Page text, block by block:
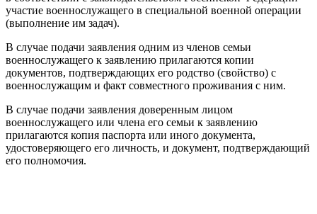
участие военнослужащего в специальной военной операции
(выполнение им задач).
В случае подачи заявления одним из членов семьи
военнослужащего к заявлению прилагаются копии
документов, подтверждающих его родство (свойство) с
военнослужащим и факт совместного проживания с ним.
В случае подачи заявления доверенным лицом
военнослужащего или члена его семьи к заявлению
прилагаются копия паспорта или иного документа,
удостоверяющего его личность, и документ, подтверждающий
его полномочия.